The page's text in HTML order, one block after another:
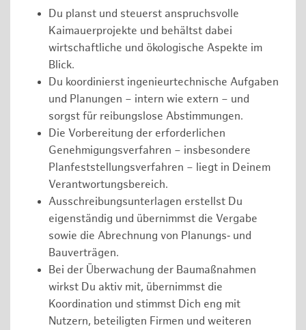
Du planst und steuerst anspruchsvolle
Kaimauerprojekte und behältst dabei
wirtschaftliche und ökologische Aspekte im
Blick.
Du koordinierst ingenieurtechnische Aufgaben
und Planungen – intern wie extern – und
sorgst für reibungslose Abstimmungen.
Die Vorbereitung der erforderlichen
Genehmigungsverfahren – insbesondere
Planfeststellungsverfahren – liegt in Deinem
Verantwortungsbereich.
Ausschreibungsunterlagen erstellst Du
eigenständig und übernimmst die Vergabe
sowie die Abrechnung von Planungs‑ und
Bauverträgen.
Bei der Überwachung der Baumaßnahmen
wirkst Du aktiv mit, übernimmst die
Koordination und stimmst Dich eng mit
Nutzern, beteiligten Firmen und weiteren